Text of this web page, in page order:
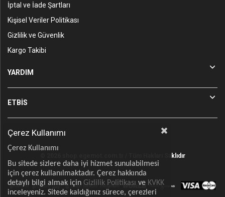
İptal ve İade Şartları
Kişisel Veriler Politikası
Gizlilik ve Güvenlik
Kargo Takibi
YARDIM
ETBİS
© 2026 shop.egemot.com.tr / Tüm Hakları Saklıdır
Çerez Kullanımı
Çerez Kullanımı
Bu sitede sizlere daha iyi hizmet sunulabilmesi
için çerez kullanılmaktadır. Çerez hakkında
detaylı bilgi almak için Gizlilik Politikası ve KVKK
inceleyeniz. Sitede kaldığınız sürece, çerezleri